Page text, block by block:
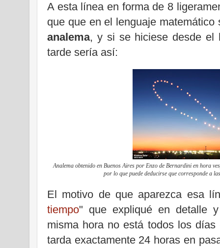
A esta línea en forma de 8
que que en el lenguaje
analema, y si se hiciese desde el
tarde sería así:
Analema obtenido en Buenos Aires por Enzo de Bernardini en hora
por lo que puede deducirse que corresponde a
El motivo de que aparezca esa
tiempo" que expliqué en detalle
misma hora no está todos los
tarda exactamente 24 horas en